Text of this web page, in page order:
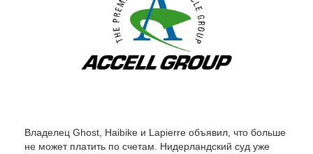
Владелец Ghost, Haibike и Lapierre объявил, что больше
не может платить по счетам. Нидерландский суд уже